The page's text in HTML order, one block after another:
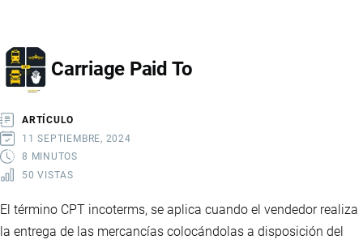
Carriage Paid To
ARTÍCULO
11 SEPTIEMBRE, 2024
8 MINUTOS
50 VISTAS
El término CPT incoterms, se aplica cuando el vendedor realiza
la entrega de las mercancías colocándolas a disposición del